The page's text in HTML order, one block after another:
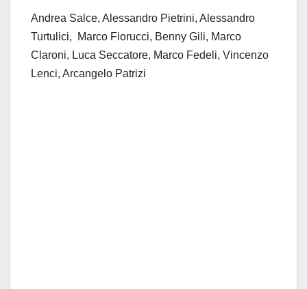
Andrea Salce, Alessandro Pietrini, Alessandro
Turtulici, Marco Fiorucci, Benny Gili, Marco
Claroni, Luca Seccatore, Marco Fedeli, Vincenzo
Lenci, Arcangelo Patrizi